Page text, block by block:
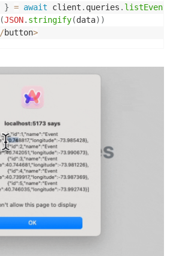
} = await client . queries .
(JSON. stringify(data) )
/button>